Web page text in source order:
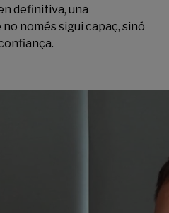
definitiva, una
només sigui capaç, sinó